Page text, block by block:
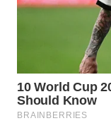
WN
BEKASI